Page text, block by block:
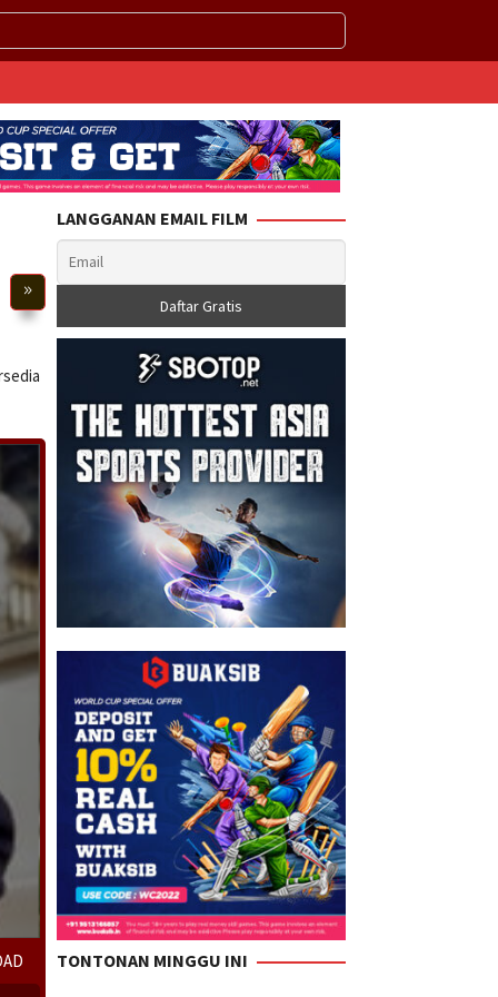
LANGGANAN EMAIL FILM
TONTONAN MINGGU INI